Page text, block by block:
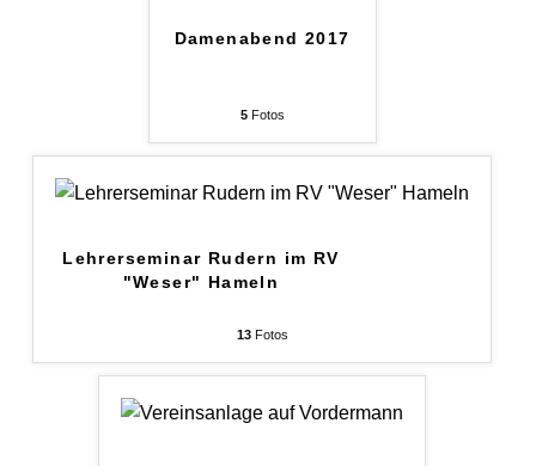
Damenabend 2017
5Fotos
Lehrerseminar Rudern im RV
"Weser" Hameln
13Fotos